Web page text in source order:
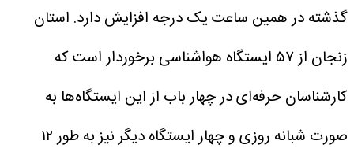
گذشته در همین ساعت یک درجه افزایش دارد. استان
زنجان از ۵۷ ایستگاه هواشناسی برخوردار است که
کارشناسان حرفه‌ای در چهار باب از این ایستگاه‌ها به
صورت شبانه روزی و چهار ایستگاه دیگر نیز به طور ۱۲